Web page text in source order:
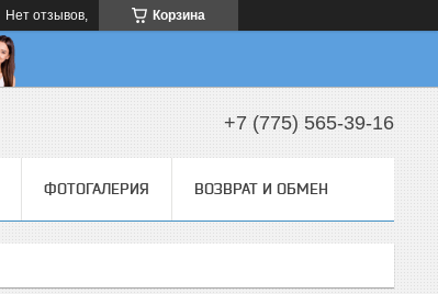
Корзина
Нет отзывов,
+7 (775) 565-39-16
ФОТОГАЛЕРИЯ ВОЗВРАТ И ОБМЕН